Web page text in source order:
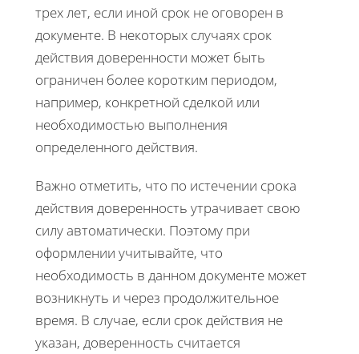
трех лет, если иной срок не оговорен в
документе. В некоторых случаях срок
действия доверенности может быть
ограничен более коротким периодом,
например, конкретной сделкой или
необходимостью выполнения
определенного действия.
Важно отметить, что по истечении срока
действия доверенность утрачивает свою
силу автоматически. Поэтому при
оформлении учитывайте, что
необходимость в данном документе может
возникнуть и через продолжительное
время. В случае, если срок действия не
указан, доверенность считается